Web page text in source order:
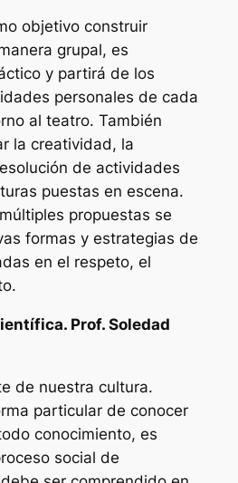
objetivo construir
grupal, es
y partirá de los
personales de cada
al teatro. También
la creatividad, la
de actividades
puestas en escena.
propuestas se
formas y estrategias de
en el respeto, el
Prof. Soledad
de nuestra cultura.
particular de conocer
conocimiento, es
social de